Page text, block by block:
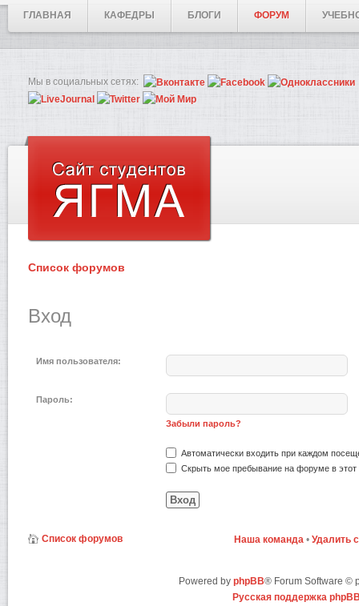
ГЛАВНАЯ КАФЕДРЫ БЛОГИ ФОРУМ
Мы в социальных сетях:
Список форумов
Вход
Имя пользователя:
Пароль:
Забыли пароль?
Автоматически входить при каждом
Скрыть мое пребывание на форуме в этот
Список форумов Наша команда • Удалить
Powered by phpBB® Forum Software ©
Русская поддержка